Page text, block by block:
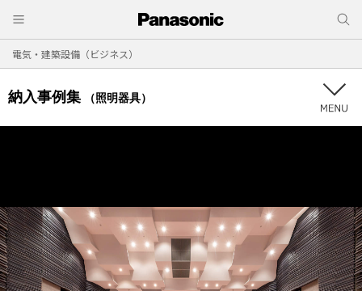
電気・建築設備（ビジネス）
納入事例集 （照明器具）